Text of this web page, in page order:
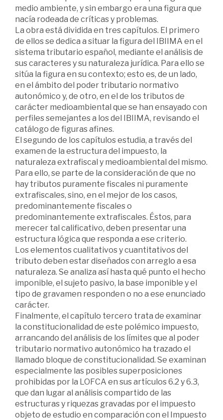
medio ambiente, y sin embargo era una figura que
nacía rodeada de críticas y problemas.
La obra está dividida en tres capítulos. El primero
de ellos se dedica a situar la figura del IBIIMA en el
sistema tributario español, mediante el análisis de
sus caracteres y su naturaleza jurídica. Para ello se
sitúa la figura en su contexto; esto es, de un lado,
en el ámbito del poder tributario normativo
autonómico y, de otro, en el de los tributos de
carácter medioambiental que se han ensayado con
perfiles semejantes a los del IBIIMA, revisando el
catálogo de figuras afines.
El segundo de los capítulos estudia, a través del
examen de la estructura del impuesto, la
naturaleza extrafiscal y medioambiental del mismo.
Para ello, se parte de la consideración de que no
hay tributos puramente fiscales ni puramente
extrafiscales, sino, en el mejor de los casos,
predominantemente fiscales o
predominantemente extrafiscales. Éstos, para
merecer tal calificativo, deben presentar una
estructura lógica que responda a ese criterio.
Los elementos cualitativos y cuantitativos del
tributo deben estar diseñados con arreglo a esa
naturaleza. Se analiza así hasta qué punto el hecho
imponible, el sujeto pasivo, la base imponible y el
tipo de gravamen responden o no a ese enunciado
carácter.
Finalmente, el capítulo tercero trata de examinar
la constitucionalidad de este polémico impuesto,
arrancando del análisis de los límites que al poder
tributario normativo autonómico ha trazado el
llamado bloque de constitucionalidad. Se examinan
especialmente las posibles superposiciones
prohibidas por la LOFCA en sus artículos 6.2 y 6.3,
que dan lugar al análisis compartido de las
estructuras y riquezas gravadas por el impuesto
objeto de estudio en comparación con el Impuesto